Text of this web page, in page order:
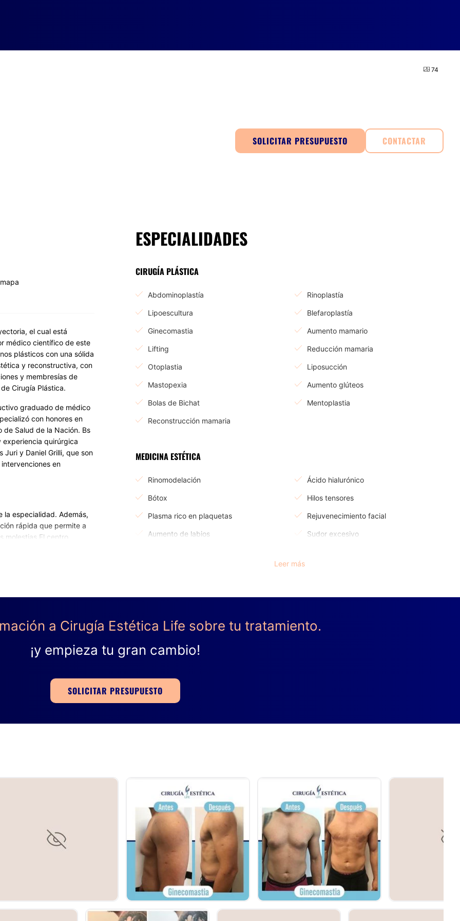
74
SOLICITAR PRESUPUESTO CONTACTAR
el cual está
médico científico de este
plásticos con una sólida
y reconstructiva, con
y membresías de
Cirugía Plástica.
graduado de médico
con honores en
Salud de la Nación. Bs
experiencia quirúrgica
Juri y Daniel Grilli, que son
en
la especialidad. Además,
rápida que permite a
molestias.El centro
rellenos, adiposidad
y no quirúrgicos
de amplias y
Su objetivo es hacer de
Federal, Buenos Aires y
ESPECIALIDADES
CIRUGÍA PLÁSTICA
Abdominoplastía Rinoplastía
Lipoescultura Blefaroplastía
Ginecomastia Aumento mamario
Lifting Reducción mamaria
Otoplastia Liposucción
Mastopexia Aumento glúteos
Bolas de Bichat Mentoplastia
Reconstrucción mamaria
MEDICINA ESTÉTICA
Rinomodelación Ácido hialurónico
Bótox Hilos tensores
Plasma rico en plaquetas Rejuvenecimiento facial
Aumento de labios Sudor excesivo
Rejuvenecimiento vaginal
Leer más
a Cirugía Estética Life sobre tu tratamiento.
¡y empieza tu gran cambio!
SOLICITAR PRESUPUESTO